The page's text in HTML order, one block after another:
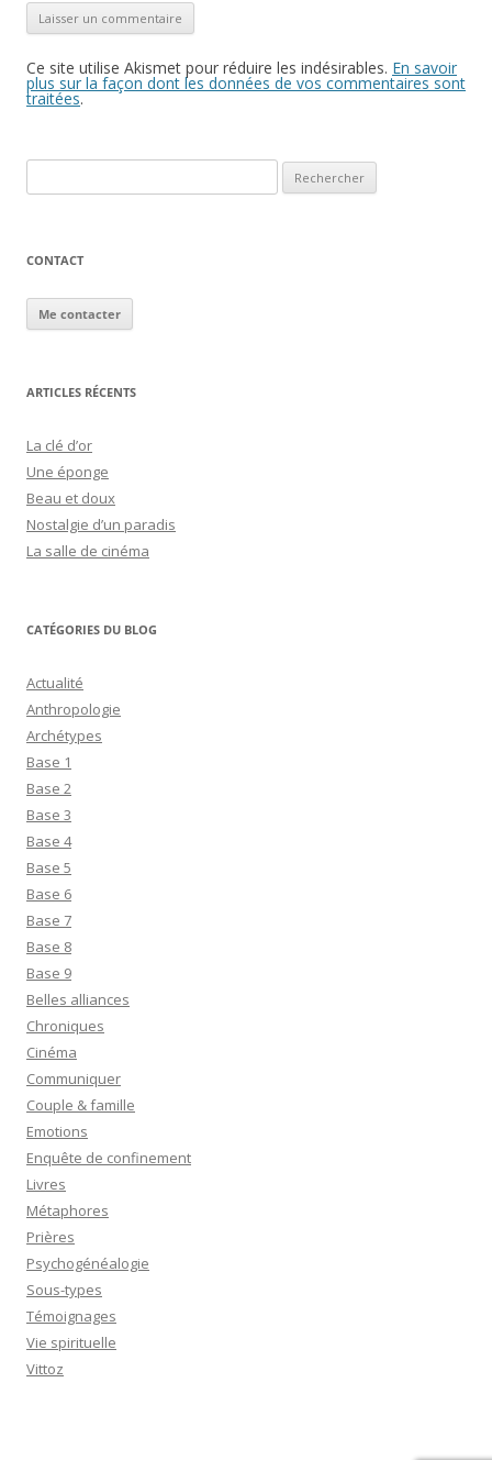
Ce site utilise Akismet pour réduire les indésirables. En savoir
plus sur la façon dont les données de vos commentaires sont
traitées.
CONTACT
Me contacter
ARTICLES RÉCENTS
La clé d’or
Une éponge
Beau et doux
Nostalgie d’un paradis
La salle de cinéma
CATÉGORIES DU BLOG
Actualité
Anthropologie
Archétypes
Base 1
Base 2
Base 3
Base 4
Base 5
Base 6
Base 7
Base 8
Base 9
Belles alliances
Chroniques
Cinéma
Communiquer
Couple & famille
Emotions
Enquête de confinement
Livres
Métaphores
Prières
Psychogénéalogie
Sous-types
Témoignages
Vie spirituelle
Vittoz